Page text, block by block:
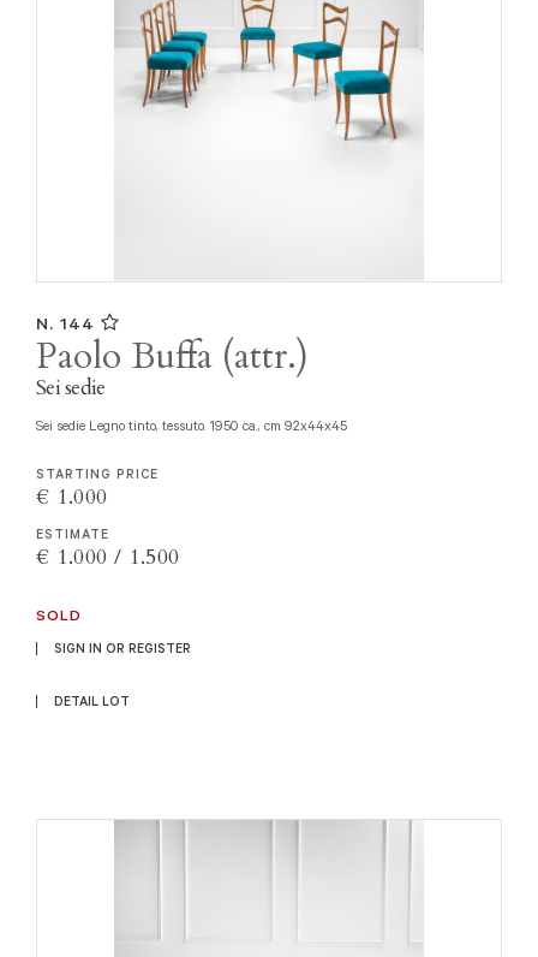
N. 144
Paolo Buffa (attr.)
Sei sedie
Sei sedie Legno tinto, tessuto. 1950 ca., cm 92x44x45
STARTING PRICE
€ 1.000
ESTIMATE
€ 1.000 / 1.500
SOLD
SIGN IN OR REGISTER
DETAIL LOT